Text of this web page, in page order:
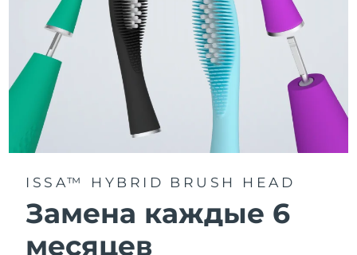
ISSA™ HYBRID BRUSH HEAD
Замена каждые 6
месяцев